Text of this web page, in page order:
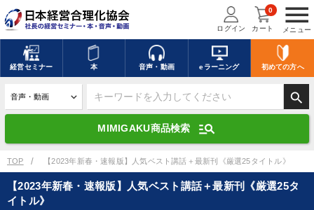
menu
メニュー
ログイン カート
0
経営セミナー 本 音声・動画 eラーニング 初めての方へ
search
MIMIGAKU商品検索 manage_search
キーワードを入力して探す
デジタル版対応のみ検索結果に表示する
search 上記の条件で検索
TOP 【2023年新春・速報版】人気ベスト講話＋最新刊《厳選25タイトル》
【2023年新春・速報版】人気ベスト講話＋最新刊《厳選25タ
イトル》